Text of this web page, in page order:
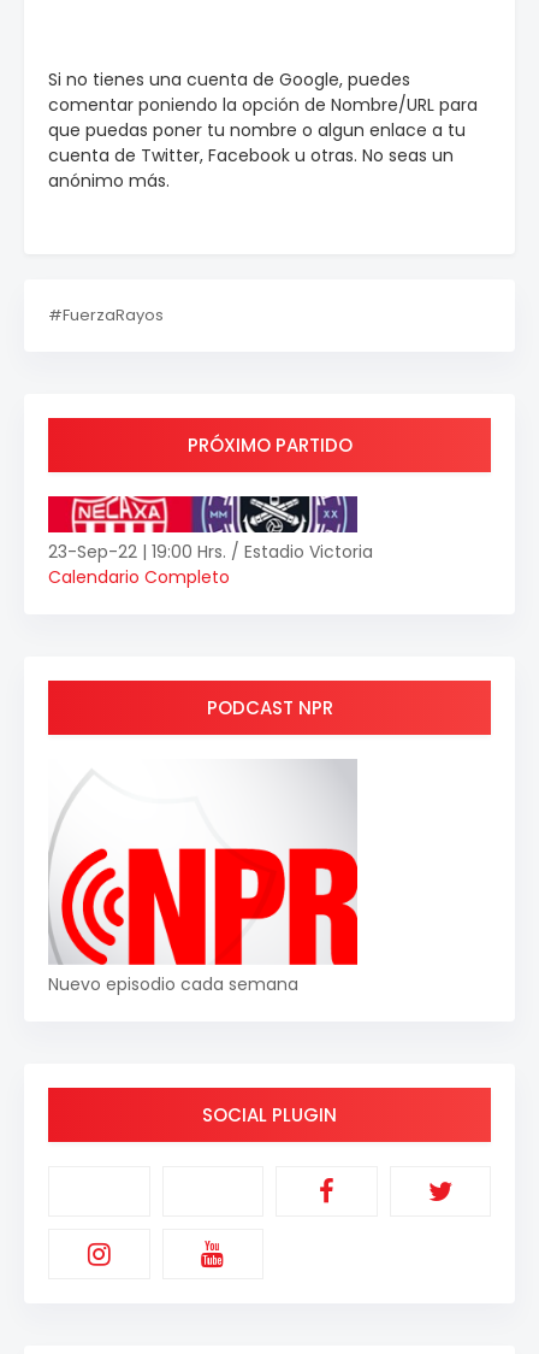
Si no tienes una cuenta de Google, puedes
comentar poniendo la opción de Nombre/URL para
que puedas poner tu nombre o algun enlace a tu
cuenta de Twitter, Facebook u otras. No seas un
anónimo más.
#FuerzaRayos
PRÓXIMO PARTIDO
23-Sep-22 | 19:00 Hrs. / Estadio Victoria
Calendario Completo
PODCAST NPR
Nuevo episodio cada semana
SOCIAL PLUGIN